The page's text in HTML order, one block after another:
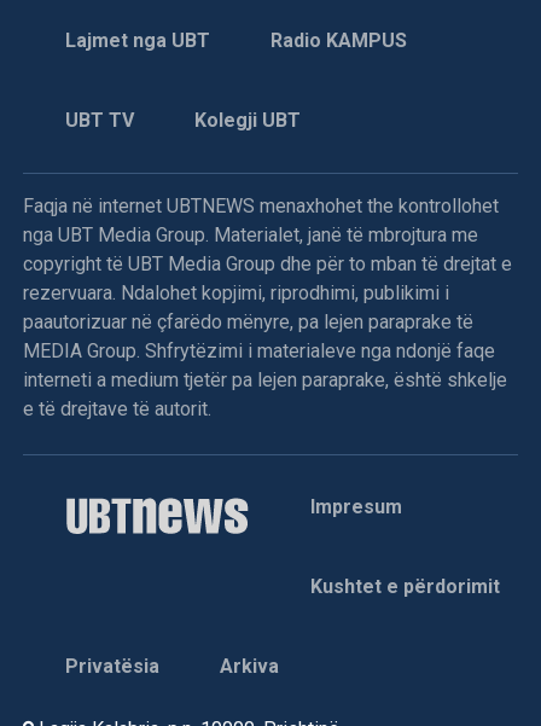
Lajmet nga UBT Radio KAMPUS
UBT TV Kolegji UBT
Faqja në internet UBTNEWS menaxhohet the kontrollohet
nga UBT Media Group. Materialet, janë të mbrojtura me
copyright të UBT Media Group dhe për to mban të drejtat e
rezervuara. Ndalohet kopjimi, riprodhimi, publikimi i
paautorizuar në çfarëdo mënyre, pa lejen paraprake të
MEDIA Group. Shfrytëzimi i materialeve nga ndonjë faqe
interneti a medium tjetër pa lejen paraprake, është shkelje
e të drejtave të autorit.
Impresum
Kushtet e përdorimit
Privatësia Arkiva